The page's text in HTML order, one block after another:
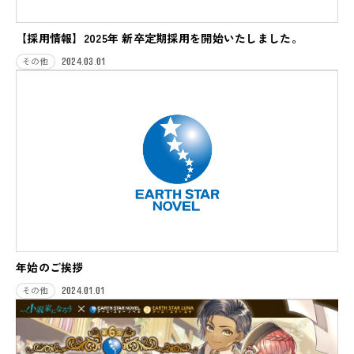
【採用情報】2025年 新卒定期採用を開始いたしました。
その他 2024.03.01
年始のご挨拶
その他 2024.01.01